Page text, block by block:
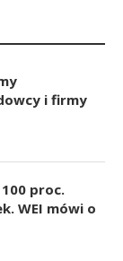
i firmy
proc.
WEI mówi o